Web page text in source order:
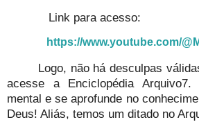
Link para acesso:
https://www.youtube.com/
Logo, não há desculpas
acesse a Enciclopédia
mental e se aprofunde no
Deus! Aliás, temos um ditado no